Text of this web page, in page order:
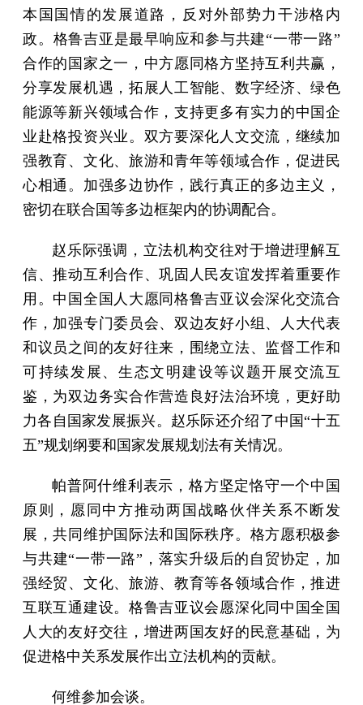
本国国情的发展道路，反对外部势力干涉格内
政。格鲁吉亚是最早响应和参与共建“一带一路”
合作的国家之一，中方愿同格方坚持互利共赢，
分享发展机遇，拓展人工智能、数字经济、绿色
能源等新兴领域合作，支持更多有实力的中国企
业赴格投资兴业。双方要深化人文交流，继续加
强教育、文化、旅游和青年等领域合作，促进民
心相通。加强多边协作，践行真正的多边主义，
密切在联合国等多边框架内的协调配合。
赵乐际强调，立法机构交往对于增进理解互
信、推动互利合作、巩固人民友谊发挥着重要作
用。中国全国人大愿同格鲁吉亚议会深化交流合
作，加强专门委员会、双边友好小组、人大代表
和议员之间的友好往来，围绕立法、监督工作和
可持续发展、生态文明建设等议题开展交流互
鉴，为双边务实合作营造良好法治环境，更好助
力各自国家发展振兴。赵乐际还介绍了中国“十五
五”规划纲要和国家发展规划法有关情况。
帕普阿什维利表示，格方坚定恪守一个中国
原则，愿同中方推动两国战略伙伴关系不断发
展，共同维护国际法和国际秩序。格方愿积极参
与共建“一带一路”，落实升级后的自贸协定，加
强经贸、文化、旅游、教育等各领域合作，推进
互联互通建设。格鲁吉亚议会愿深化同中国全国
人大的友好交往，增进两国友好的民意基础，为
促进格中关系发展作出立法机构的贡献。
何维参加会谈。